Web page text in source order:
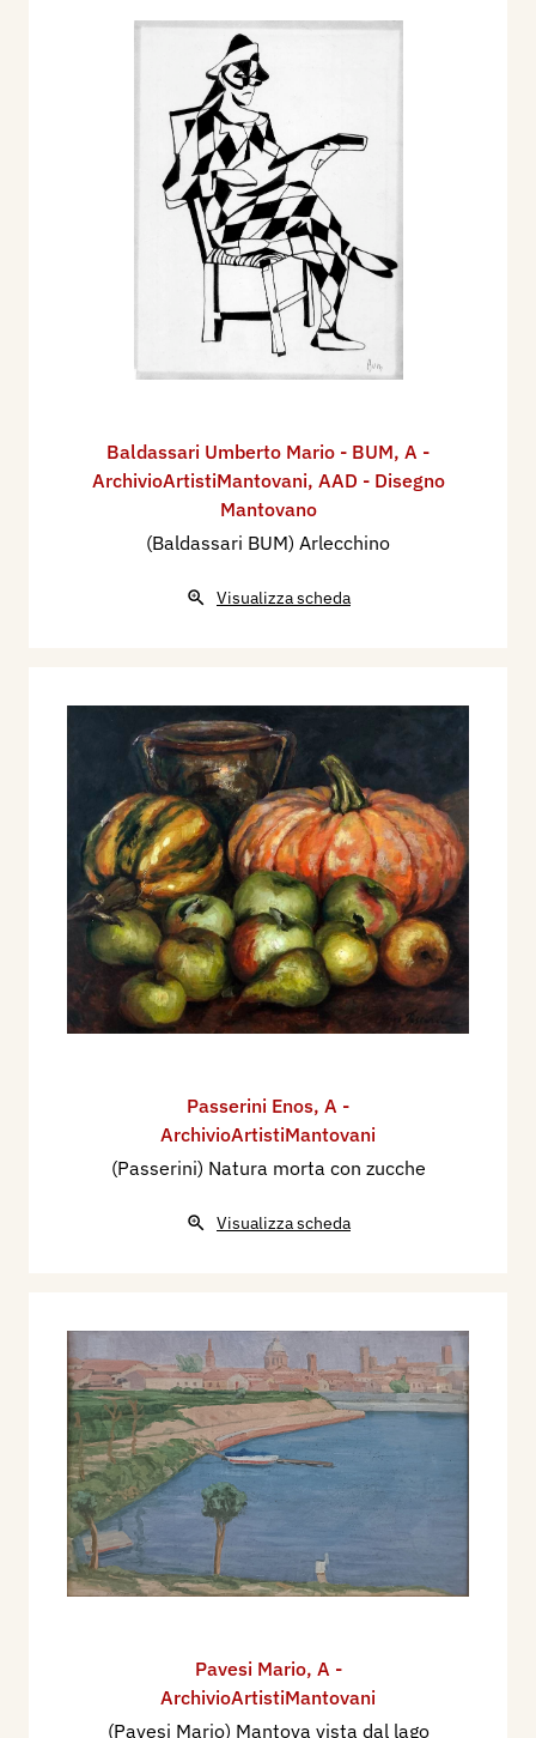
Baldassari Umberto Mario - BUM, A -
ArchivioArtistiMantovani, AAD - Disegno
Mantovano
(Baldassari BUM) Arlecchino
Visualizza scheda
Passerini Enos, A -
ArchivioArtistiMantovani
(Passerini) Natura morta con zucche
Visualizza scheda
Pavesi Mario, A -
ArchivioArtistiMantovani
(Pavesi Mario) Mantova vista dal lago